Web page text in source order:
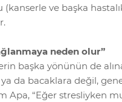
ve başka
neden olur”
başka yönünün de
da bacaklara değil,
Apa, “Eğer stresliyken